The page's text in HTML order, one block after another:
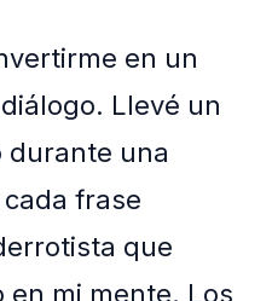
en un
Llevé un
durante una
frase
que
en mi mente. Los